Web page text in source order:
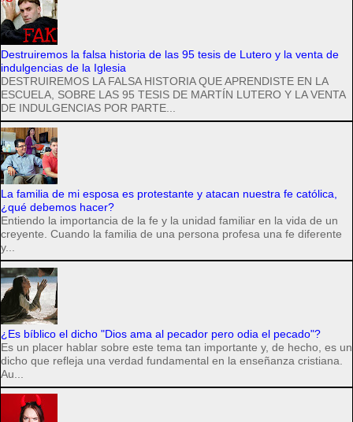
Destruiremos la falsa historia de las 95 tesis de Lutero y la venta de
indulgencias de la Iglesia
DESTRUIREMOS LA FALSA HISTORIA QUE APRENDISTE EN LA
ESCUELA, SOBRE LAS 95 TESIS DE MARTÍN LUTERO Y LA VENTA
DE INDULGENCIAS POR PARTE...
La familia de mi esposa es protestante y atacan nuestra fe católica,
¿qué debemos hacer?
Entiendo la importancia de la fe y la unidad familiar en la vida de un
creyente. Cuando la familia de una persona profesa una fe diferente
y...
¿Es bíblico el dicho "Dios ama al pecador pero odia el pecado"?
Es un placer hablar sobre este tema tan importante y, de hecho, es un
dicho que refleja una verdad fundamental en la enseñanza cristiana.
Au...